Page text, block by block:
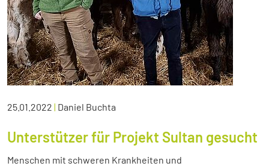
25.01.2022 | Daniel Buchta
Unterstützer für Projekt Sultan gesucht
Menschen mit schweren Krankheiten und